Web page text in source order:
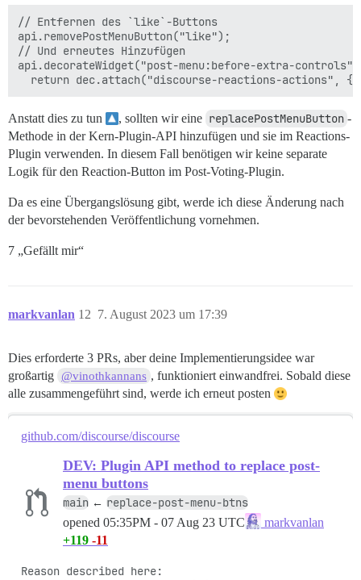
// Entfernen des `like`-Buttons
api.removePostMenuButton("like");
// Und erneutes Hinzufügen
api.decorateWidget("post-menu:before-extra-
Anstatt dies zu tun , sollten wir eine replacePostMenuButton -
Methode in der Kern-Plugin-API hinzufügen und sie im Reactions-
Plugin verwenden. In diesem Fall benötigen wir keine separate
Logik für den Reaction-Button im Post-Voting-Plugin.
Da es eine Übergangslösung gibt, werde ich diese Änderung nach
der bevorstehenden Veröffentlichung vornehmen.
7 „Gefällt mir“
markvanlan 7. August 2023 um 17:39
12
Dies erforderte 3 PRs, aber deine Implementierungsidee war
großartig @vinothkannans , funktioniert einwandfrei. Sobald diese
alle zusammengeführt sind, werde ich erneut posten
github.com/discourse/discourse
DEV: Plugin API method to replace post-
menu buttons
main ← replace-post-menu-btns
opened 05:35PM - 07 Aug 23 UTC
markvanlan
+119 -11
Reason described here: